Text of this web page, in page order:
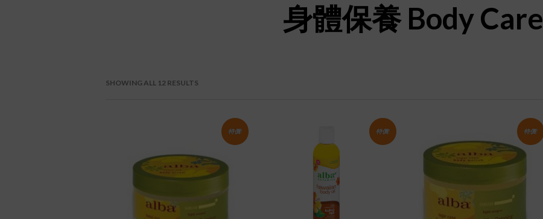
身體保養 Body Care
SHOWING ALL 12 RESULTS
特價! 特價! 特價!